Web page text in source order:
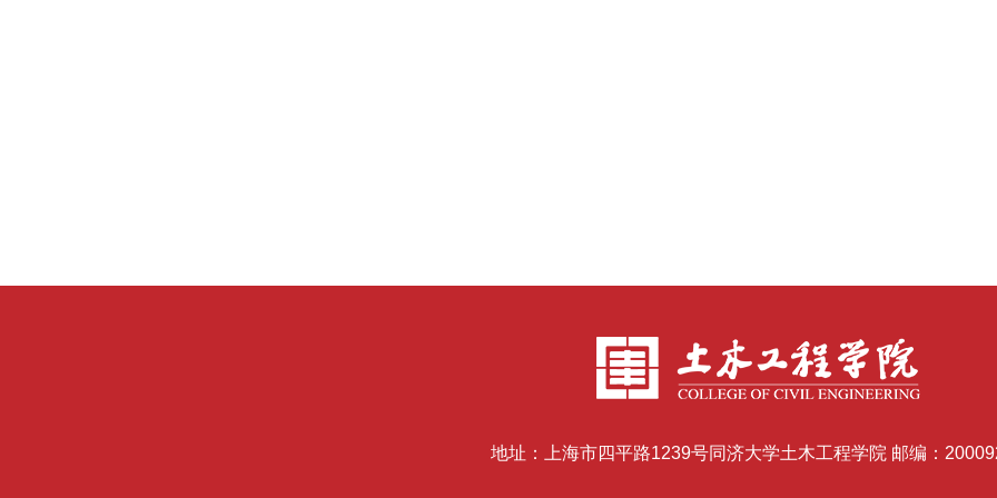
地址：上海市四平路1239号同济大学土木工程学院 邮编：